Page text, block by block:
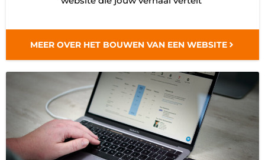
MEER OVER HET BOUWEN VAN EEN WEBSITE